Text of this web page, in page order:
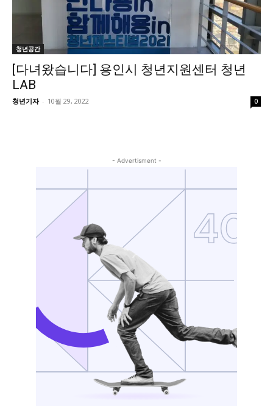
청년공간
[다녀왔습니다] 용인시 청년지원센터 청년
LAB
청년기자 - 10월 29, 2022 0
- Advertisment -